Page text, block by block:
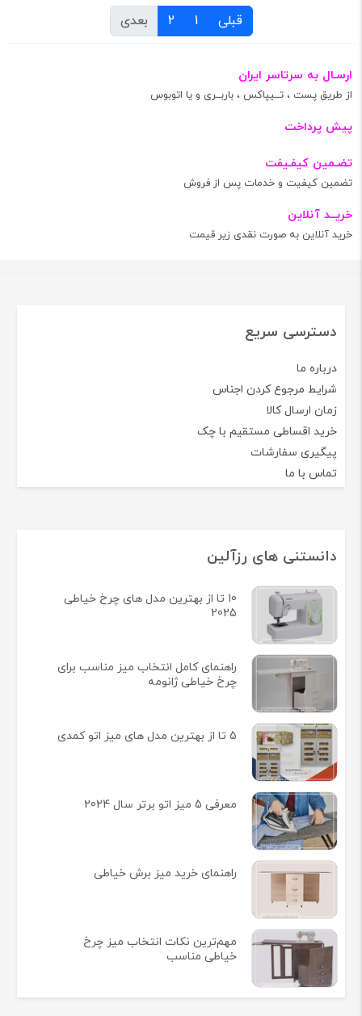
قبلی 1
2 بعدی
ارسـال به سرتاسر ایران
از طریق پست ، تــیپاکس ، باربــری و یا اتوبوس
پیش پرداخت
تضـمین کیفـیفت
تضمین کیفیت و خدمات پس از فروش
خریــد آنلاین
خرید آنلاین به صورت نقدی زیر قیمت
دسترسی سریع
درباره ما
شرایط مرجوع کردن اجناس
زمان ارسال کالا
خرید اقساطی مستقیم با چک
پیگیری سفارشات
تماس با ما
دانستنی های رزآلین
10 تا از بهترین مدل های چرخ خیاطی
2025
راهنمای کامل انتخاب میز مناسب برای
چرخ خیاطی ژانومه
5 تا از بهترین مدل های میز اتو کمدی
معرفی 5 میز اتو برتر سال 2024
راهنمای خرید میز برش خیاطی
مهم‌ترین نکات انتخاب میز چرخ
خیاطی مناسب